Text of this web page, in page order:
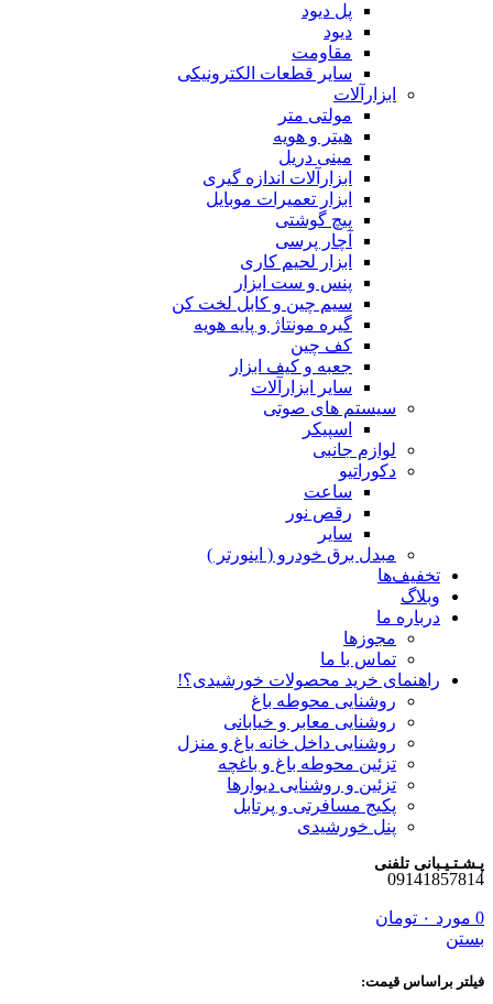
پل دیود
دیود
مقاومت
سایر قطعات الکترونیکی
ابزارآلات
مولتی متر
هیتر و هویه
مینی دریل
ابزارآلات اندازه گیری
ابزار تعمیرات موبایل
پیچ گوشتی
آچار پرسی
ابزار لحیم کاری
پنس و ست ابزار
سیم چین و کابل لخت کن
گیره مونتاژ و پایه هویه
کف چین
جعبه و کیف ابزار
سایر ابزارآلات
سیستم های صوتی
اسپیکر
لوازم جانبی
دکوراتیو
ساعت
رقص نور
سایر
مبدل برق خودرو ( اینورتر )
تخفیف‌ها
وبلاگ
درباره ما
مجوزها
تماس با ما
راهنمای خرید محصولات خورشیدی؟!
روشنایی محوطه باغ
روشنایی معابر و خیابانی
روشنایی داخل خانه باغ و منزل
تزئین محوطه باغ و باغچه
تزئین و روشنایی دیوارها
پکیج مسافرتی و پرتابل
پنل خورشیدی
پـشـتـیـبانی تلفنی
09141857814
0 مورد ۰ تومان
بستن
فیلتر براساس قیمت: